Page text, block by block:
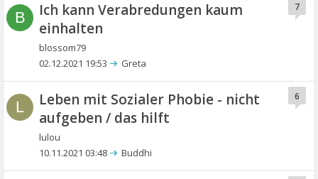
B
Ich kann Verabredungen kaum
einhalten
blossom79
7
02.12.2021 19:53 Greta
L
Leben mit Sozialer Phobie - nicht
aufgeben / das hilft
lulou
6
10.11.2021 03:48 Buddhi